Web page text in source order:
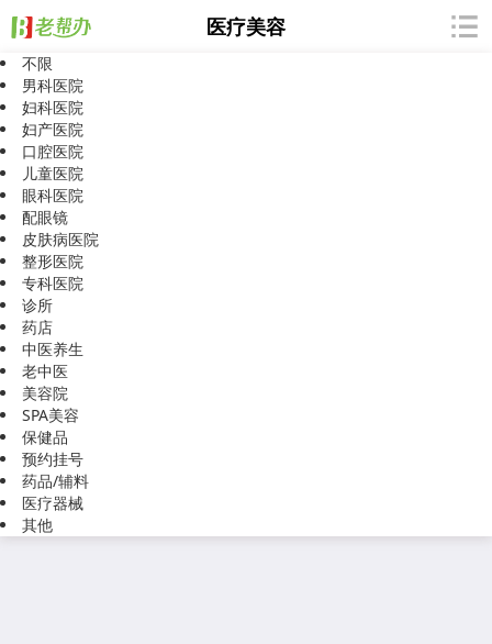
医疗美容
不限
男科医院
妇科医院
妇产医院
口腔医院
儿童医院
眼科医院
配眼镜
皮肤病医院
整形医院
专科医院
诊所
药店
中医养生
老中医
美容院
SPA美容
保健品
预约挂号
药品/辅料
医疗器械
其他